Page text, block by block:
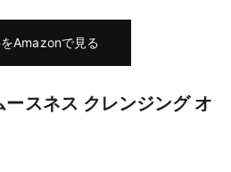
Amazonで見る
スネス クレンジング オ